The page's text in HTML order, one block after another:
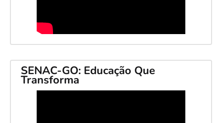
SENAC-GO: Educação Que
Transforma